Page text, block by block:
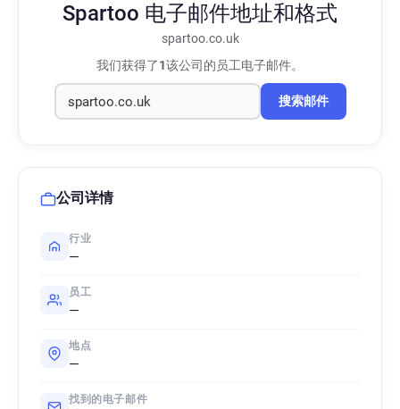
Spartoo 电子邮件地址和格式
spartoo.co.uk
我们获得了1该公司的员工电子邮件。
搜索邮件
公司详情
行业
—
员工
—
地点
—
找到的电子邮件